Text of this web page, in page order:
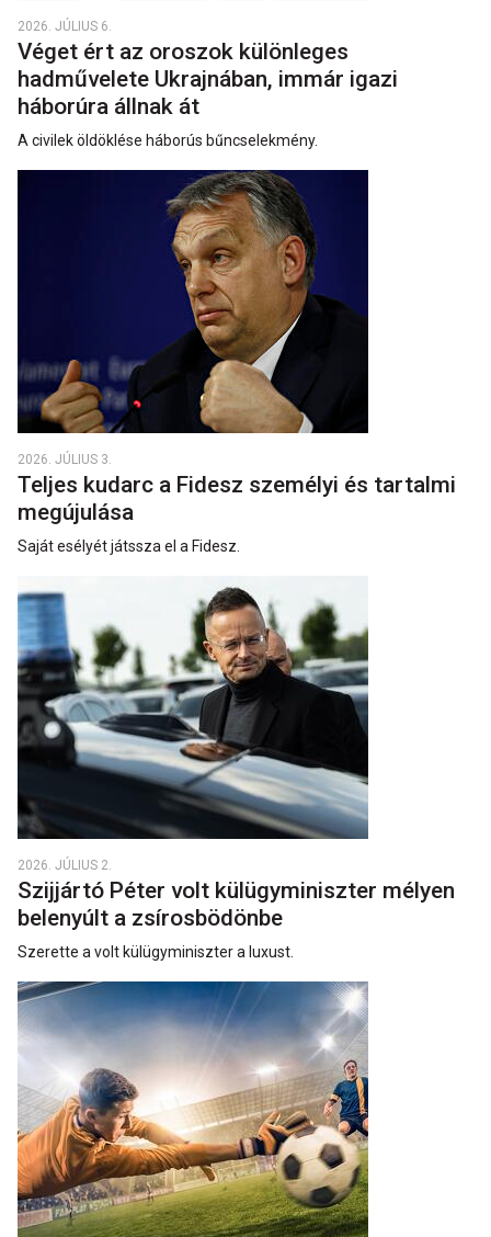
2026. JÚLIUS 6.
Véget ért az oroszok különleges
hadművelete Ukrajnában, immár igazi
háborúra állnak át
A civilek öldöklése háborús bűncselekmény.
2026. JÚLIUS 3.
Teljes kudarc a Fidesz személyi és tartalmi
megújulása
Saját esélyét játssza el a Fidesz.
2026. JÚLIUS 2.
Szijjártó Péter volt külügyminiszter mélyen
belenyúlt a zsírosbödönbe
Szerette a volt külügyminiszter a luxust.